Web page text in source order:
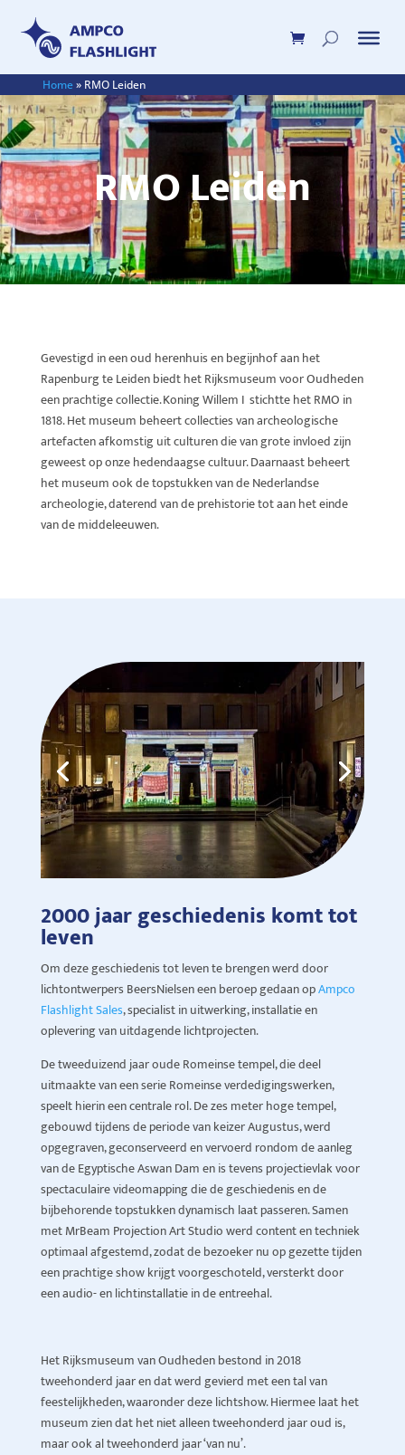
Home» RMO Leiden
RMO Leiden
Gevestigd in een oud herenhuis enbegijnhofaan het
Rapenburg te Leiden biedt het Rijksmuseum voor Oudheden
een prachtige collectie.Koning Willem I stichtte het RMO in
1818. Het museum beheert collecties van archeologische
artefacten afkomstig uit culturen die van grote invloed zijn
geweest op onze hedendaagse cultuur. Daarnaast beheert
het museum ook de topstukken van de Nederlandse
archeologie,daterend van de prehistorie tot aan het einde
van de middeleeuwen.
2000 jaar geschiedenis komt tot
leven
Om deze geschiedenis tot leven te brengen werd door
lichtontwerpers BeersNielsen een beroep gedaan opAmpco
Flashlight Sales, specialist in uitwerking, installatie en
oplevering van uitdagende lichtprojecten.
De tweeduizend jaar oude Romeinse tempel, die deel
uitmaakte van een serie Romeinse verdedigingswerken,
speelt hierin een centrale rol. De zes meter hoge tempel,
gebouwd tijdens de periode van keizer Augustus, werd
opgegraven, geconserveerd en vervoerd rondom de aanleg
van de Egyptische Aswan Dam en is tevens projectievlak voor
spectaculaire videomapping die de geschiedenis en de
bijbehorende topstukken dynamisch laat passeren. Samen
met MrBeam Projection Art Studio werd content en techniek
optimaal afgestemd, zodat de bezoeker nu op gezette tijden
een prachtige show krijgt voorgeschoteld, versterkt door
een audio- en lichtinstallatie in de entreehal.
Het Rijksmuseum van Oudheden bestond in 2018
tweehonderd jaar en dat werd gevierd met een tal van
feestelijkheden, waaronder deze lichtshow. Hiermee laat het
museum zien dat het niet alleen tweehonderd jaar oud is,
maar ook al tweehonderd jaar ‘van nu’.